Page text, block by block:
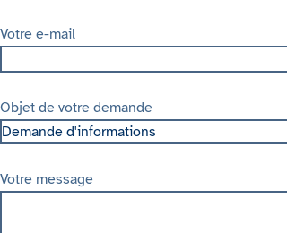
Votre e-mail
Objet de votre demande
Votre message